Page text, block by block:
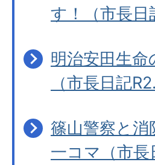
す！（市長日
明治安田生
（市長日記
篠山警察と
一コマ（市長